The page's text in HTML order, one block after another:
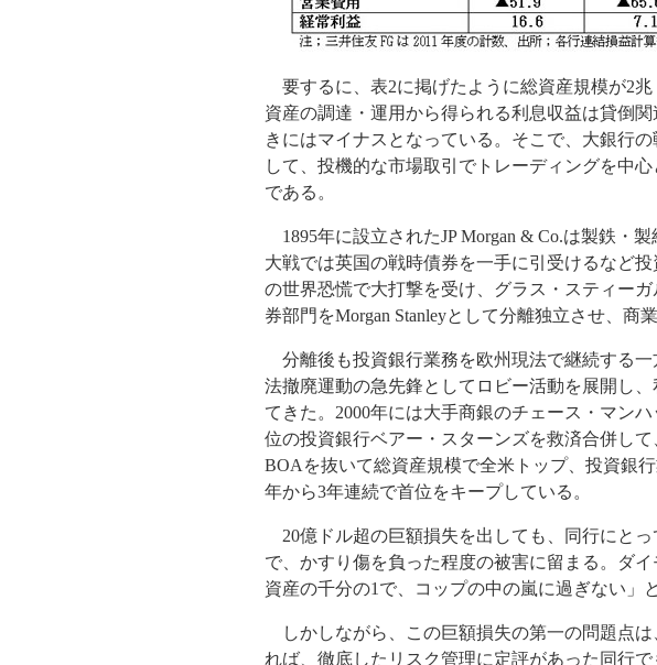
要するに、表2に掲げたように総資産規模が2
資産の調達・運用から得られる利息収益は貸倒
きにはマイナスとなっている。そこで、大銀行
して、投機的な市場取引でトレーディングを中
である。
1895年に設立されたJP Morgan & Co.は製鉄・
大戦では英国の戦時債券を一手に引受けるなど
の世界恐慌で大打撃を受け、グラス・スティー
券部門をMorgan Stanleyとして分離独立させ、商
分離後も投資銀行業務を欧州現法で継続する
法撤廃運動の急先鋒としてロビー活動を展開し
てきた。2000年には大手商銀のチェース・マン
位の投資銀行ベアー・スターンズを救済合併し
BOAを抜いて総資産規模で全米トップ、投資銀
年から3年連続で首位をキープしている。
20億ドル超の巨額損失を出しても、同行にとっ
で、かすり傷を負った程度の被害に留まる。ダイ
資産の千分の1 で、コップの中の嵐に過ぎない」
しかしながら、この巨額損失の第一の問題点
れば、徹底したリスク管理に定評があった同行